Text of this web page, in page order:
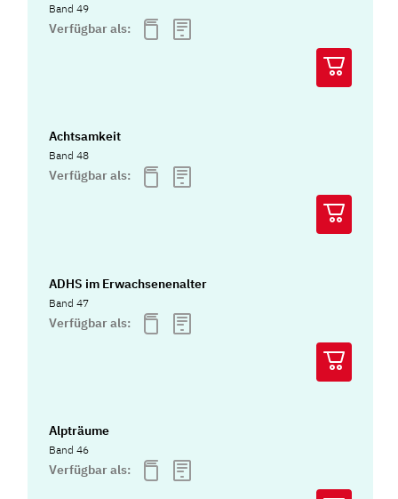
Band 49
Verfügbar als:
Achtsamkeit
Band 48
Verfügbar als:
ADHS im Erwachsenenalter
Band 47
Verfügbar als:
Alpträume
Band 46
Verfügbar als: